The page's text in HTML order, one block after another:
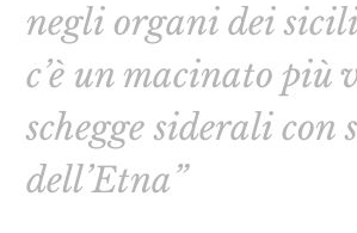
negli organi dei
c’è un macinato più
schegge siderali con
dell’Etna”